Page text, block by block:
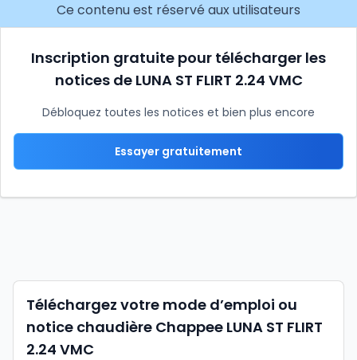
Ce contenu est réservé aux utilisateurs
Inscription gratuite pour télécharger les
notices de LUNA ST FLIRT 2.24 VMC
Débloquez toutes les notices et bien plus encore
Essayer gratuitement
Téléchargez votre mode d’emploi ou
notice chaudière Chappee LUNA ST FLIRT
2.24 VMC